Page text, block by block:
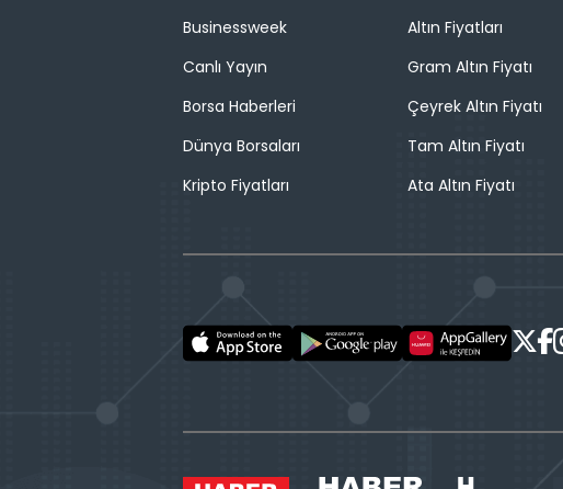
Businessweek
Canlı Yayın
Borsa Haberleri
Dünya Borsaları
Kripto Fiyatları
Altın Fiyatları
Gram Altın Fiyatı
Çeyrek Altın Fiyatı
Tam Altın Fiyatı
Ata Altın Fiyatı